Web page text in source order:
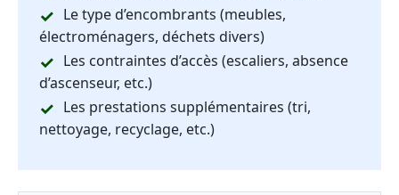
Le type d’encombrants (meubles,
électroménagers, déchets divers)
Les contraintes d’accès (escaliers, absence
d’ascenseur, etc.)
Les prestations supplémentaires (tri,
nettoyage, recyclage, etc.)